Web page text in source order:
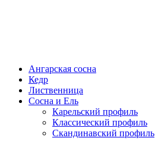
Ангарская сосна
Кедр
Лиственница
Сосна и Ель
Карельский профиль
Классический профиль
Скандинавский профиль